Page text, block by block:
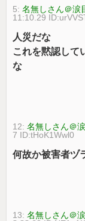
5:名無しさん＠涙
11:10.29
人災だな
これを黙認して
な
12:名無しさん＠
7 ID:tHoK1Wwl0
何故か被害者ヅ
13:名無しさん＠